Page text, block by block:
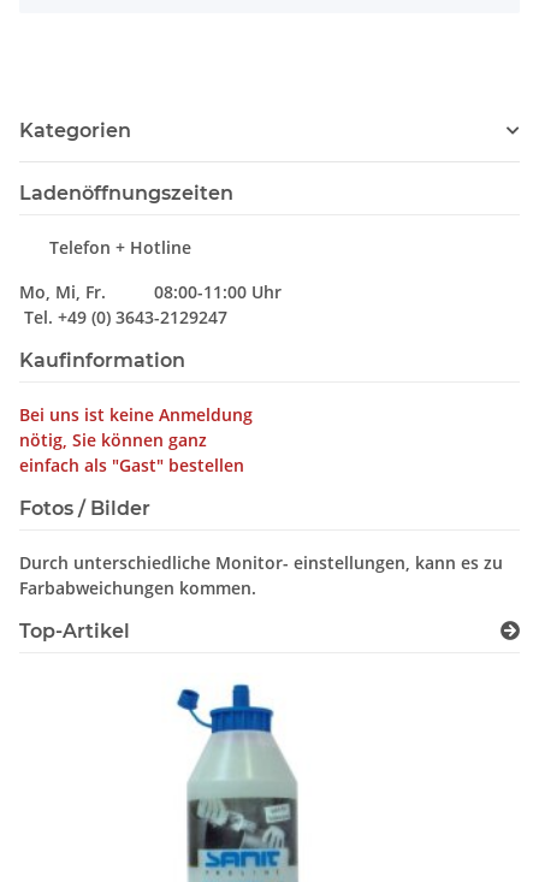
Kategorien
Ladenöffnungszeiten
Telefon + Hotline
Mo, Mi, Fr. 08:00-11:00 Uhr
Tel. +49 (0) 3643-2129247
Kaufinformation
Bei uns ist keine Anmeldung
nötig, Sie können ganz
einfach als "Gast" bestellen
Fotos / Bilder
Durch unterschiedliche Monitor- einstellungen, kann es zu
Farbabweichungen kommen.
Top-Artikel